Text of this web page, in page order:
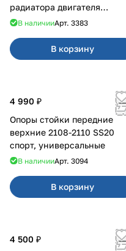
радиатора двигателя
Приора 2170 Panasonic
В наличииАрт. 3383
В корзину
4 990 ₽
Опоры стойки передние
верхние 2108-2110 SS20
спорт, универсальные
В наличииАрт. 3094
В корзину
4 500 ₽